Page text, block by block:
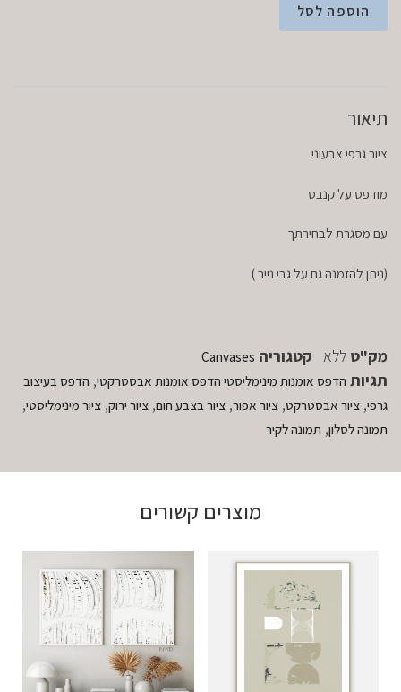
הוספה לסל
תיאור
ציור גרפי צבעוני
מודפס על קנבס
עם מסגרת לבחירתך
(ניתן להזמנה גם על גבי נייר )
מק"ט ללא קטגוריה Canvases
תגיות הדפס אומנות מינימליסטי הדפס אומנות אבסטרקטי, הדפס בעיצוב
גרפי, ציור אבסטרקט, ציור אפור, ציור בצבע חום, ציור ירוק, ציור מינימליסטי,
תמונה לסלון, תמונה לקיר
מוצרים קשורים